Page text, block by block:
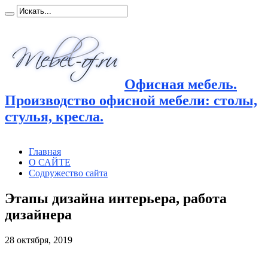
Офисная мебель.
Производство офисной мебели: столы,
стулья, кресла.
Главная
О САЙТЕ
Содружество сайта
Этапы дизайна интерьера, работа
дизайнера
28 октября, 2019